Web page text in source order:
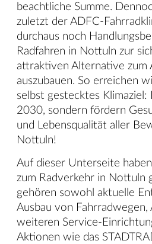
beachtliche Summe.
zuletzt der ADFC-
durchaus noch
Radfahren in Nottuln zur
attraktiven Alternative zum
auszubauen. So erreichen
selbst gestecktes
2030, sondern fördern
und Lebensqualität aller
Nottuln!
Auf dieser Unterseite
zum Radverkehr in Nottuln
gehören sowohl aktuelle
Ausbau von Fahrradwegen,
weiteren Service-
Aktionen wie das